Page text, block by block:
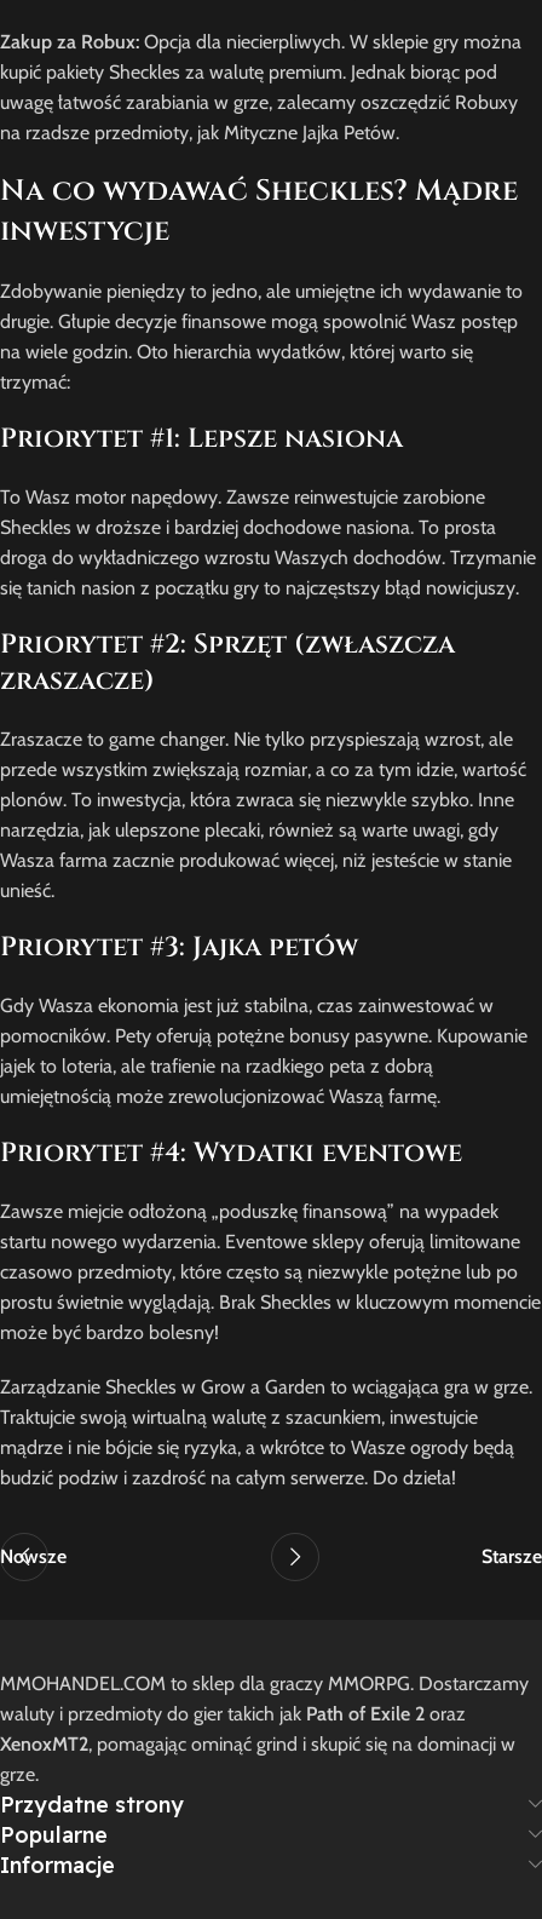
Zakup za Robux: Opcja dla niecierpliwych. W sklepie gry można
kupić pakiety Sheckles za walutę premium. Jednak biorąc pod
uwagę łatwość zarabiania w grze, zalecamy oszczędzić Robuxy
na rzadsze przedmioty, jak Mityczne Jajka Petów.
Na co wydawać Sheckles? Mądre
inwestycje
Zdobywanie pieniędzy to jedno, ale umiejętne ich wydawanie to
drugie. Głupie decyzje finansowe mogą spowolnić Wasz postęp
na wiele godzin. Oto hierarchia wydatków, której warto się
trzymać:
Priorytet #1: Lepsze nasiona
To Wasz motor napędowy. Zawsze reinwestujcie zarobione
Sheckles w droższe i bardziej dochodowe nasiona. To prosta
droga do wykładniczego wzrostu Waszych dochodów. Trzymanie
się tanich nasion z początku gry to najczęstszy błąd nowicjuszy.
Priorytet #2: Sprzęt (zwłaszcza
zraszacze)
Zraszacze to game changer. Nie tylko przyspieszają wzrost, ale
przede wszystkim zwiększają rozmiar, a co za tym idzie, wartość
plonów. To inwestycja, która zwraca się niezwykle szybko. Inne
narzędzia, jak ulepszone plecaki, również są warte uwagi, gdy
Wasza farma zacznie produkować więcej, niż jesteście w stanie
unieść.
Priorytet #3: Jajka petów
Gdy Wasza ekonomia jest już stabilna, czas zainwestować w
pomocników. Pety oferują potężne bonusy pasywne. Kupowanie
jajek to loteria, ale trafienie na rzadkiego peta z dobrą
umiejętnością może zrewolucjonizować Waszą farmę.
Priorytet #4: Wydatki eventowe
Zawsze miejcie odłożoną „poduszkę finansową” na wypadek
startu nowego wydarzenia. Eventowe sklepy oferują limitowane
czasowo przedmioty, które często są niezwykle potężne lub po
prostu świetnie wyglądają. Brak Sheckles w kluczowym momencie
może być bardzo bolesny!
Zarządzanie Sheckles w Grow a Garden to wciągająca gra w grze.
Traktujcie swoją wirtualną walutę z szacunkiem, inwestujcie
mądrze i nie bójcie się ryzyka, a wkrótce to Wasze ogrody będą
budzić podziw i zazdrość na całym serwerze. Do dzieła!
Nowsze Starsze
MMOHANDEL.COM to sklep dla graczy MMORPG. Dostarczamy
waluty i przedmioty do gier takich jak Path of Exile 2 oraz
XenoxMT2, pomagając ominąć grind i skupić się na dominacji w
grze.
Przydatne strony
Popularne
Informacje